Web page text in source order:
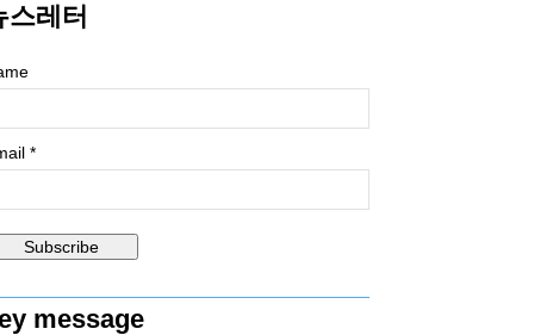
스레터
*
message